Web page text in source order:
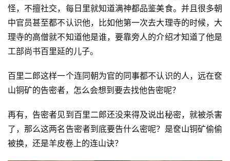
怪，不擅社交，每日里就知道满神都品鉴美食。并且很多朝
中官员甚至都不认识他，比如他第一次去大理寺的时候，大
理寺的高僧就不知道他是谁，要靠旁人的介绍才知道了他是
工部尚书百里延的儿子。
百里二郎这样一个连同朝为官的同事都不认识的人，远在奁
山铜矿的告密者，怎么会想到要去找他告密呢？
再有，告密者见到百里二郎还没来得及说出秘密，就被杀害
了，那么这两名告密者到底要告什么密呢？是奁山铜矿偷偷
被换，还是羊皮卷上的连山诀？